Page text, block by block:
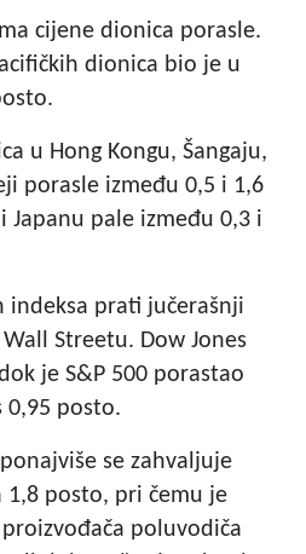
cijene dionica porasle.
dionica bio je u
u Hong Kongu, Šangaju,
porasle između 0,5 i 1,6
pale između 0,3 i
indeksa prati jučerašnji
Streetu. Dow Jones
je S&P 500 porastao
0,95 posto.
se zahvaljuje
1,8 posto, pri čemu je
poluvodiča